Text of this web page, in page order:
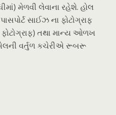
મેળવી લેવાના રહેશે. હોલ
સાઈઝ ના ફોટોગ્રાફ
તથા માન્ય ઓળખ
વર્તુળ કચેરીએ રૂબરૂ